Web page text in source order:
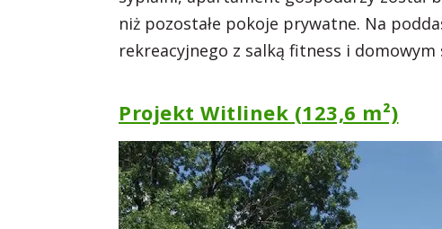
niż pozostałe pokoje prywatne. Na
rekreacyjnego z salką fitness i domowym
Projekt Witlinek (123,6 m²)